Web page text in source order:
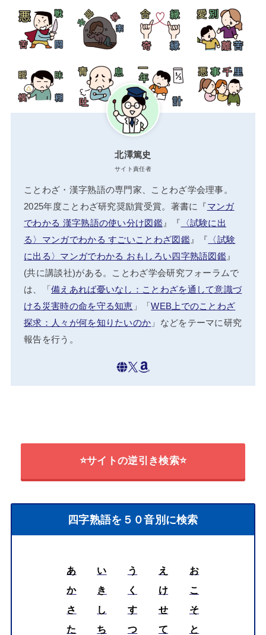
北澤篤史
サイト責任者
ことわざ・漢字熟語の専門家、ことわざ学会理事。
2025年度ことわざ研究奨励賞受賞。著書に『マンガ
でわかる 漢字熟語の使い分け図鑑』『 〈試験に出
る〉マンガでわかる すごいことわざ図鑑』『 〈試験
に出る〉マンガでわかる おもしろい四字熟語図鑑 』
(共に講談社)がある。ことわざ学会研究フォーラムで
は、「備えあれば憂いなし：ことわざを通して意識づ
ける災害時の命を守る知恵 」「WEB上でのことわざ
探求：人々が何を知りたいのか 」などをテーマに研究
報告を行う。
⭐サイトの逆引き検索⭐
四字熟語を５０音別に検索
あ い う え
お
か
き く け
こ
さ
し す せ
そ
た
ち つ て
と